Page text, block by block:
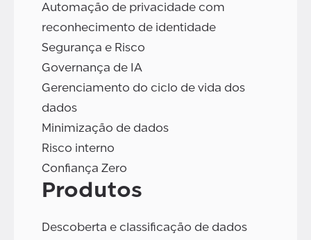
Automação de privacidade com
reconhecimento de identidade
Segurança e Risco
Governança de IA
Gerenciamento do ciclo de vida dos
dados
Minimização de dados
Risco interno
Confiança Zero
Produtos
Descoberta e classificação de dados